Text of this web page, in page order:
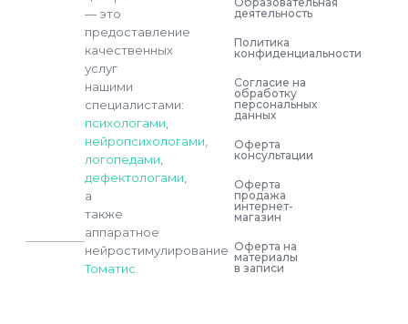
— это
предоставление
качественных
услуг
нашими
специалистами:
психологами
нейропсихологами
логопедами
дефектологами
а
также
аппаратное
нейростимулирование
Томатис
деятельность
Политика
конфиденциальности
Согласие на
обработку
персональных
данных
Оферта
консультации
Оферта
продажа
интернет-
магазин
Оферта на
материалы
в записи